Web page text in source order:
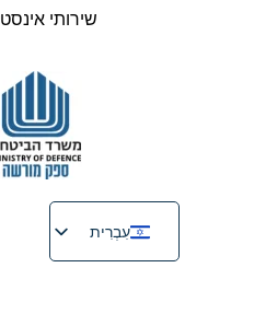
שירותי
עִבְרִית
English